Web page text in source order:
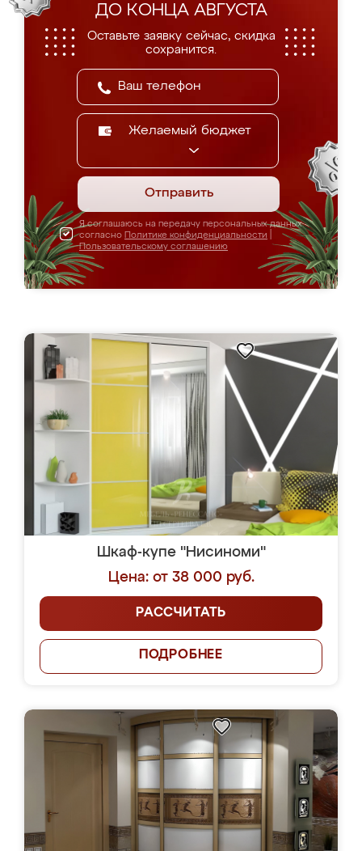
ДО КОНЦА АВГУСТА
Оставьте заявку сейчас, скидка
сохранится.
Желаемый бюджет
Отправить
Я соглашаюсь на передачу персональных данных
согласно Политике конфиденциальности
Пользовательскому соглашению
Шкаф-купе "Нисиноми"
Цена: от 38 000 руб.
РАССЧИТАТЬ
ПОДРОБНЕЕ